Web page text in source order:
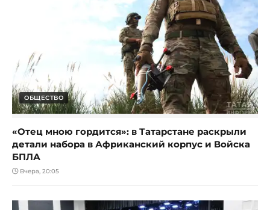
ОБЩЕСТВО
«Отец мною гордится»: в Татарстане раскрыли
детали набора в Африканский корпус и Войска
БПЛА
Вчера, 20:05